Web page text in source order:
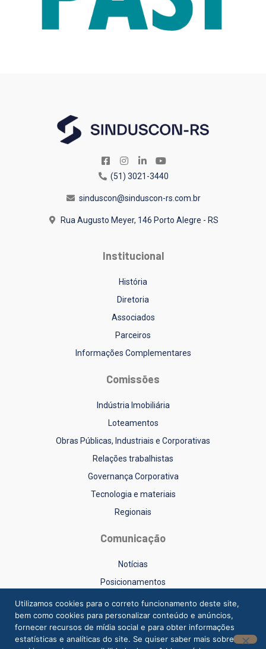
(51) 3021-3440
sinduscon@sinduscon-rs.com.br
Rua Augusto Meyer, 146 Porto Alegre - RS
Institucional
História
Diretoria
Associados
Parceiros
Informações Complementares
Comissões
Indústria Imobiliária
Loteamentos
Obras Públicas, Industriais e Corporativas
Relações trabalhistas
Governança Corporativa
Tecnologia e materiais
Regionais
Comunicação
Notícias
Posicionamentos
Sinduscon-RS na Mídia
Vídeos
Utilizamos cookies para o correto funcionamento deste site,
bem como cookies para personalizar conteúdo e anúncios,
fornecer recursos de mídia social e para obter informações
estatísticas e analíticas do site. Se quiser saber mais sobre